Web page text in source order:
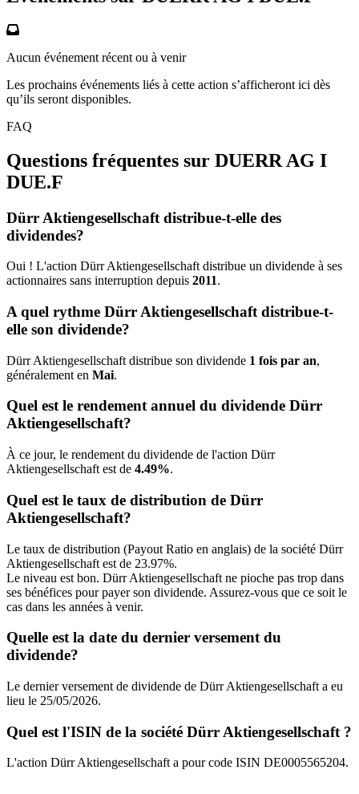
Aucun événement récent ou à venir
Les prochains événements liés à cette action s’afficheront ici dès
qu’ils seront disponibles.
FAQ
Questions fréquentes sur DUERR AG I
DUE.F
Dürr Aktiengesellschaft distribue-t-elle des
dividendes?
Oui ! L'action Dürr Aktiengesellschaft distribue un dividende à ses
actionnaires sans interruption depuis 2011.
A quel rythme Dürr Aktiengesellschaft distribue-t-
elle son dividende?
Dürr Aktiengesellschaft distribue son dividende 1 fois par an,
généralement en Mai.
Quel est le rendement annuel du dividende Dürr
Aktiengesellschaft?
À ce jour, le rendement du dividende de l'action Dürr
Aktiengesellschaft est de 4.49%.
Quel est le taux de distribution de Dürr
Aktiengesellschaft?
Le taux de distribution (Payout Ratio en anglais) de la société Dürr
Aktiengesellschaft est de 23.97%.
Le niveau est bon. Dürr Aktiengesellschaft ne pioche pas trop dans
ses bénéfices pour payer son dividende. Assurez-vous que ce soit le
cas dans les années à venir.
Quelle est la date du dernier versement du
dividende?
Le dernier versement de dividende de Dürr Aktiengesellschaft a eu
lieu le 25/05/2026.
Quel est l'ISIN de la société Dürr Aktiengesellschaft ?
L'action Dürr Aktiengesellschaft a pour code ISIN DE0005565204.